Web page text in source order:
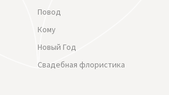
Повод
Кому
Новый Год
Свадебная флористика